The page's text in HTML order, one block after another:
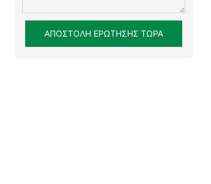
ΑΠΟΣΤΟΛΉ ΕΡΏΤΗΣΗΣ ΤΏΡΑ